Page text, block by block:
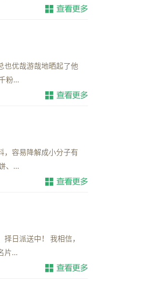
也优哉游哉地晒起了他
粉...
，容易降解成小分子有
、...
日派送中！ 我相信，
片...